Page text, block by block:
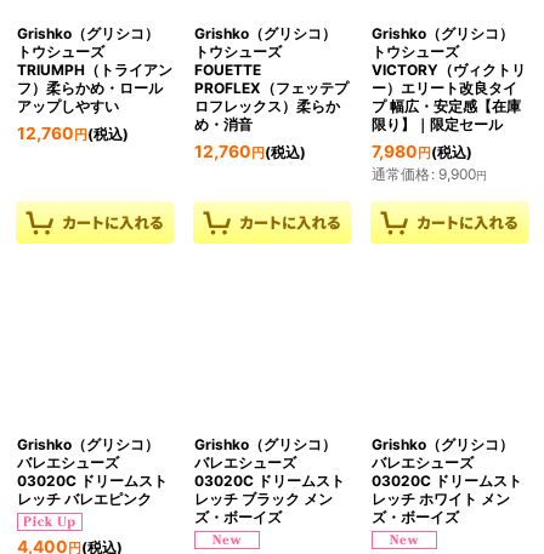
Grishko（グリシコ）
トウシューズ
TRIUMPH（トライアン
フ）柔らかめ・ロール
アップしやすい
12,760 円 (税込)
Grishko（グリシコ）
トウシューズ
FOUETTE
PROFLEX（フェッテプ
ロフレックス）柔らか
め・消音
12,760 円(税込)
Grishko（グリシコ）
トウシューズ
VICTORY（ヴィクトリ
ー）エリート改良タイ
プ 幅広・安定感【在庫
限り】｜限定セール
7,980 円(税込)
通常価格: 9,900円
Grishko（グリシコ）
バレエシューズ
03020C ドリームスト
レッチ バレエピンク
4,400 円 (税込)
Grishko（グリシコ）
バレエシューズ
03020C ドリームスト
レッチ ブラック メン
ズ・ボーイズ
Grishko（グリシコ）
バレエシューズ
03020C ドリームスト
レッチ ホワイト メン
ズ・ボーイズ